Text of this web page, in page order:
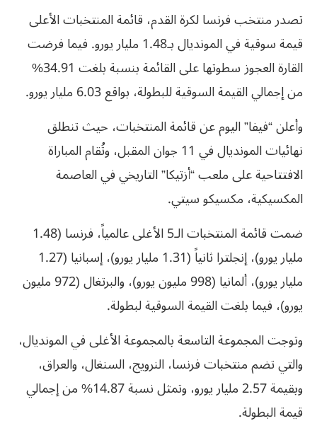
تصدر منتخب فرنسا لكرة القدم، قائمة المنتخبات الأعلى
قيمة سوقية في المونديال بـ1.48 مليار يورو. فيما فرضت
القارة العجوز سطوتها على القائمة بنسبة بلغت 34.91%
من إجمالي القيمة السوقية للبطولة، بواقع 6.03 مليار يورو.
وأعلن “فيفا” اليوم عن قائمة المنتخبات، حيث تنطلق
نهائيات المونديال في 11 جوان المقبل، وتُقام المباراة
الافتتاحية على ملعب “أزتيكا” التاريخي في العاصمة
المكسيكية، مكسيكو سيتي.
ضمت قائمة المنتخبات الـ5 الأغلى عالمياً، فرنسا (1.48
مليار يورو)، إنجلترا ثانياً (1.31 مليار يورو)، إسبانيا (1.27
مليار يورو)، ألمانيا (998 مليون يورو)، والبرتغال (972 مليون
يورو)، فيما بلغت القيمة السوقية لبطولة.
وتوجت المجموعة التاسعة بالمجموعة الأغلى في المونديال،
والتي تضم منتخبات فرنسا، النرويج، السنغال، والعراق،
وبقيمة 2.57 مليار يورو، وتمثل نسبة 14.87% من إجمالي
قيمة البطولة.